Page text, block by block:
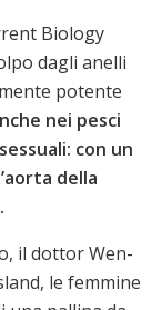
Biology
dagli anelli
potente
nei pesci
con un
della
il dottor Wen-
le femmine